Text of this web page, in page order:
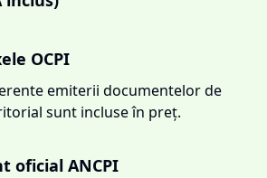
OCPI
emiterii documentelor de
sunt incluse în preț.
oficial ANCPI